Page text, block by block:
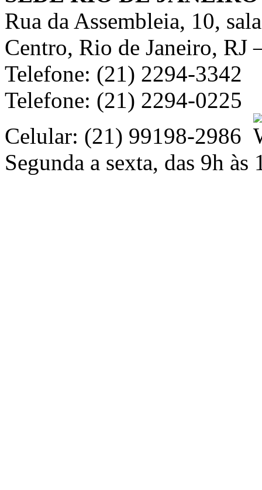
Rua da Assembleia, 10,
Centro, Rio de Janeiro, RJ
Telefone: (21) 2294-3342
Telefone: (21) 2294-0225
Celular: (21) 99198-2986
Segunda a sexta, das 9h às